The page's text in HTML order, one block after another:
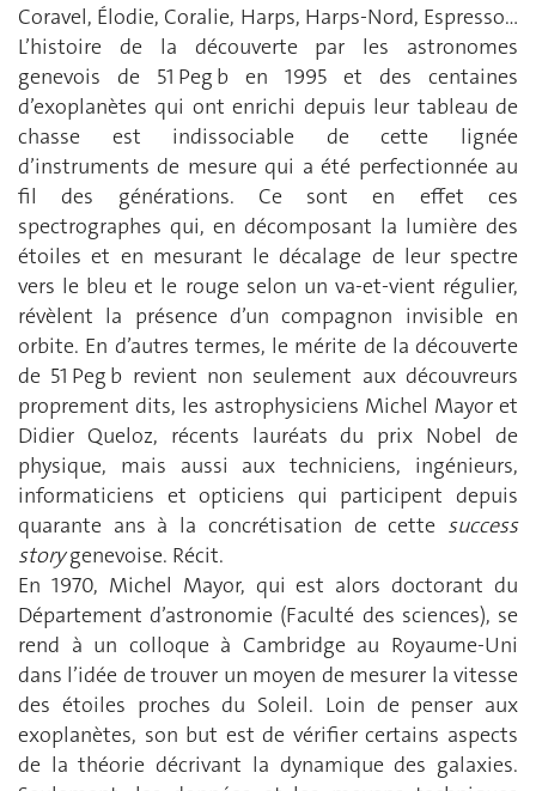
Coravel, Élodie, Coralie, Harps, Harps-Nord, Espresso…
L’histoire de la découverte par les astronomes
genevois de 51 Peg b en 1995 et des centaines
d’exoplanètes qui ont enrichi depuis leur tableau de
chasse est indissociable de cette lignée
d’instruments de mesure qui a été perfectionnée au
fil des générations. Ce sont en effet ces
spectrographes qui, en décomposant la lumière des
étoiles et en mesurant le décalage de leur spectre
vers le bleu et le rouge selon un va-et-vient régulier,
révèlent la présence d’un compagnon invisible en
orbite. En d’autres termes, le mérite de la découverte
de 51 Peg b revient non seulement aux découvreurs
proprement dits, les astrophysiciens Michel Mayor et
Didier Queloz, récents lauréats du prix Nobel de
physique, mais aussi aux techniciens, ingénieurs,
informaticiens et opticiens qui participent depuis
quarante ans à la concrétisation de cette success
storygenevoise. Récit.
En 1970, Michel Mayor, qui est alors doctorant du
Département d’astronomie (Faculté des sciences), se
rend à un colloque à Cambridge au Royaume-Uni
dans l’idée de trouver un moyen de mesurer la vitesse
des étoiles proches du Soleil. Loin de penser aux
exoplanètes, son but est de vérifier certains aspects
de la théorie décrivant la dynamique des galaxies.